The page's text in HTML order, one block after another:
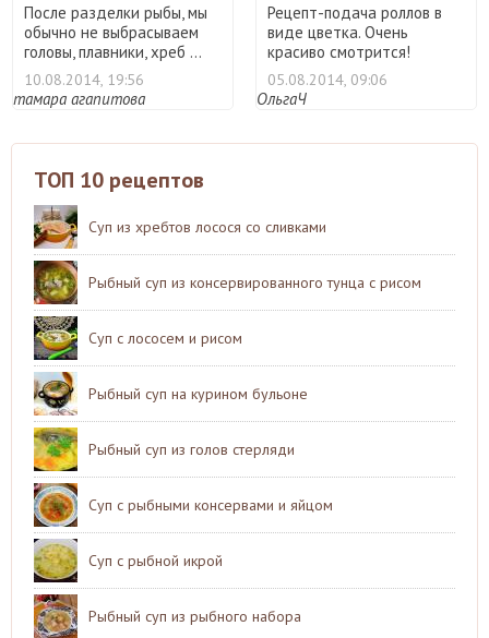
После разделки рыбы, мы
обычно не выбрасываем
головы, плавники, хреб ...
10.08.2014, 19:56
тамара агапитова
Рецепт-подача роллов в
виде цветка. Очень
красиво смотрится!
Попробу ...
05.08.2014, 09:06
ОльгаЧ
ТОП 10 рецептов
Суп из хребтов лосося со сливками
Рыбный суп из консервированного тунца с рисом
Суп с лососем и рисом
Рыбный суп на курином бульоне
Рыбный суп из голов стерляди
Суп с рыбными консервами и яйцом
Суп с рыбной икрой
Рыбный суп из рыбного набора